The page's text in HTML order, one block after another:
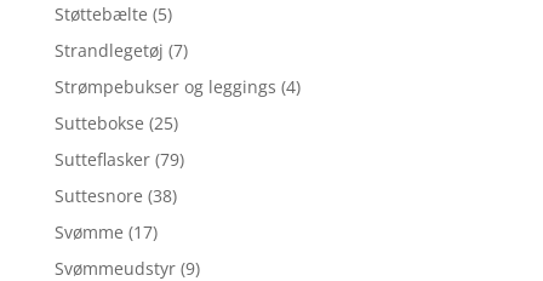
Støttebælte (5)
Strandlegetøj (7)
Strømpebukser og leggings (4)
Suttebokse (25)
Sutteflasker (79)
Suttesnore (38)
Svømme (17)
Svømmeudstyr (9)